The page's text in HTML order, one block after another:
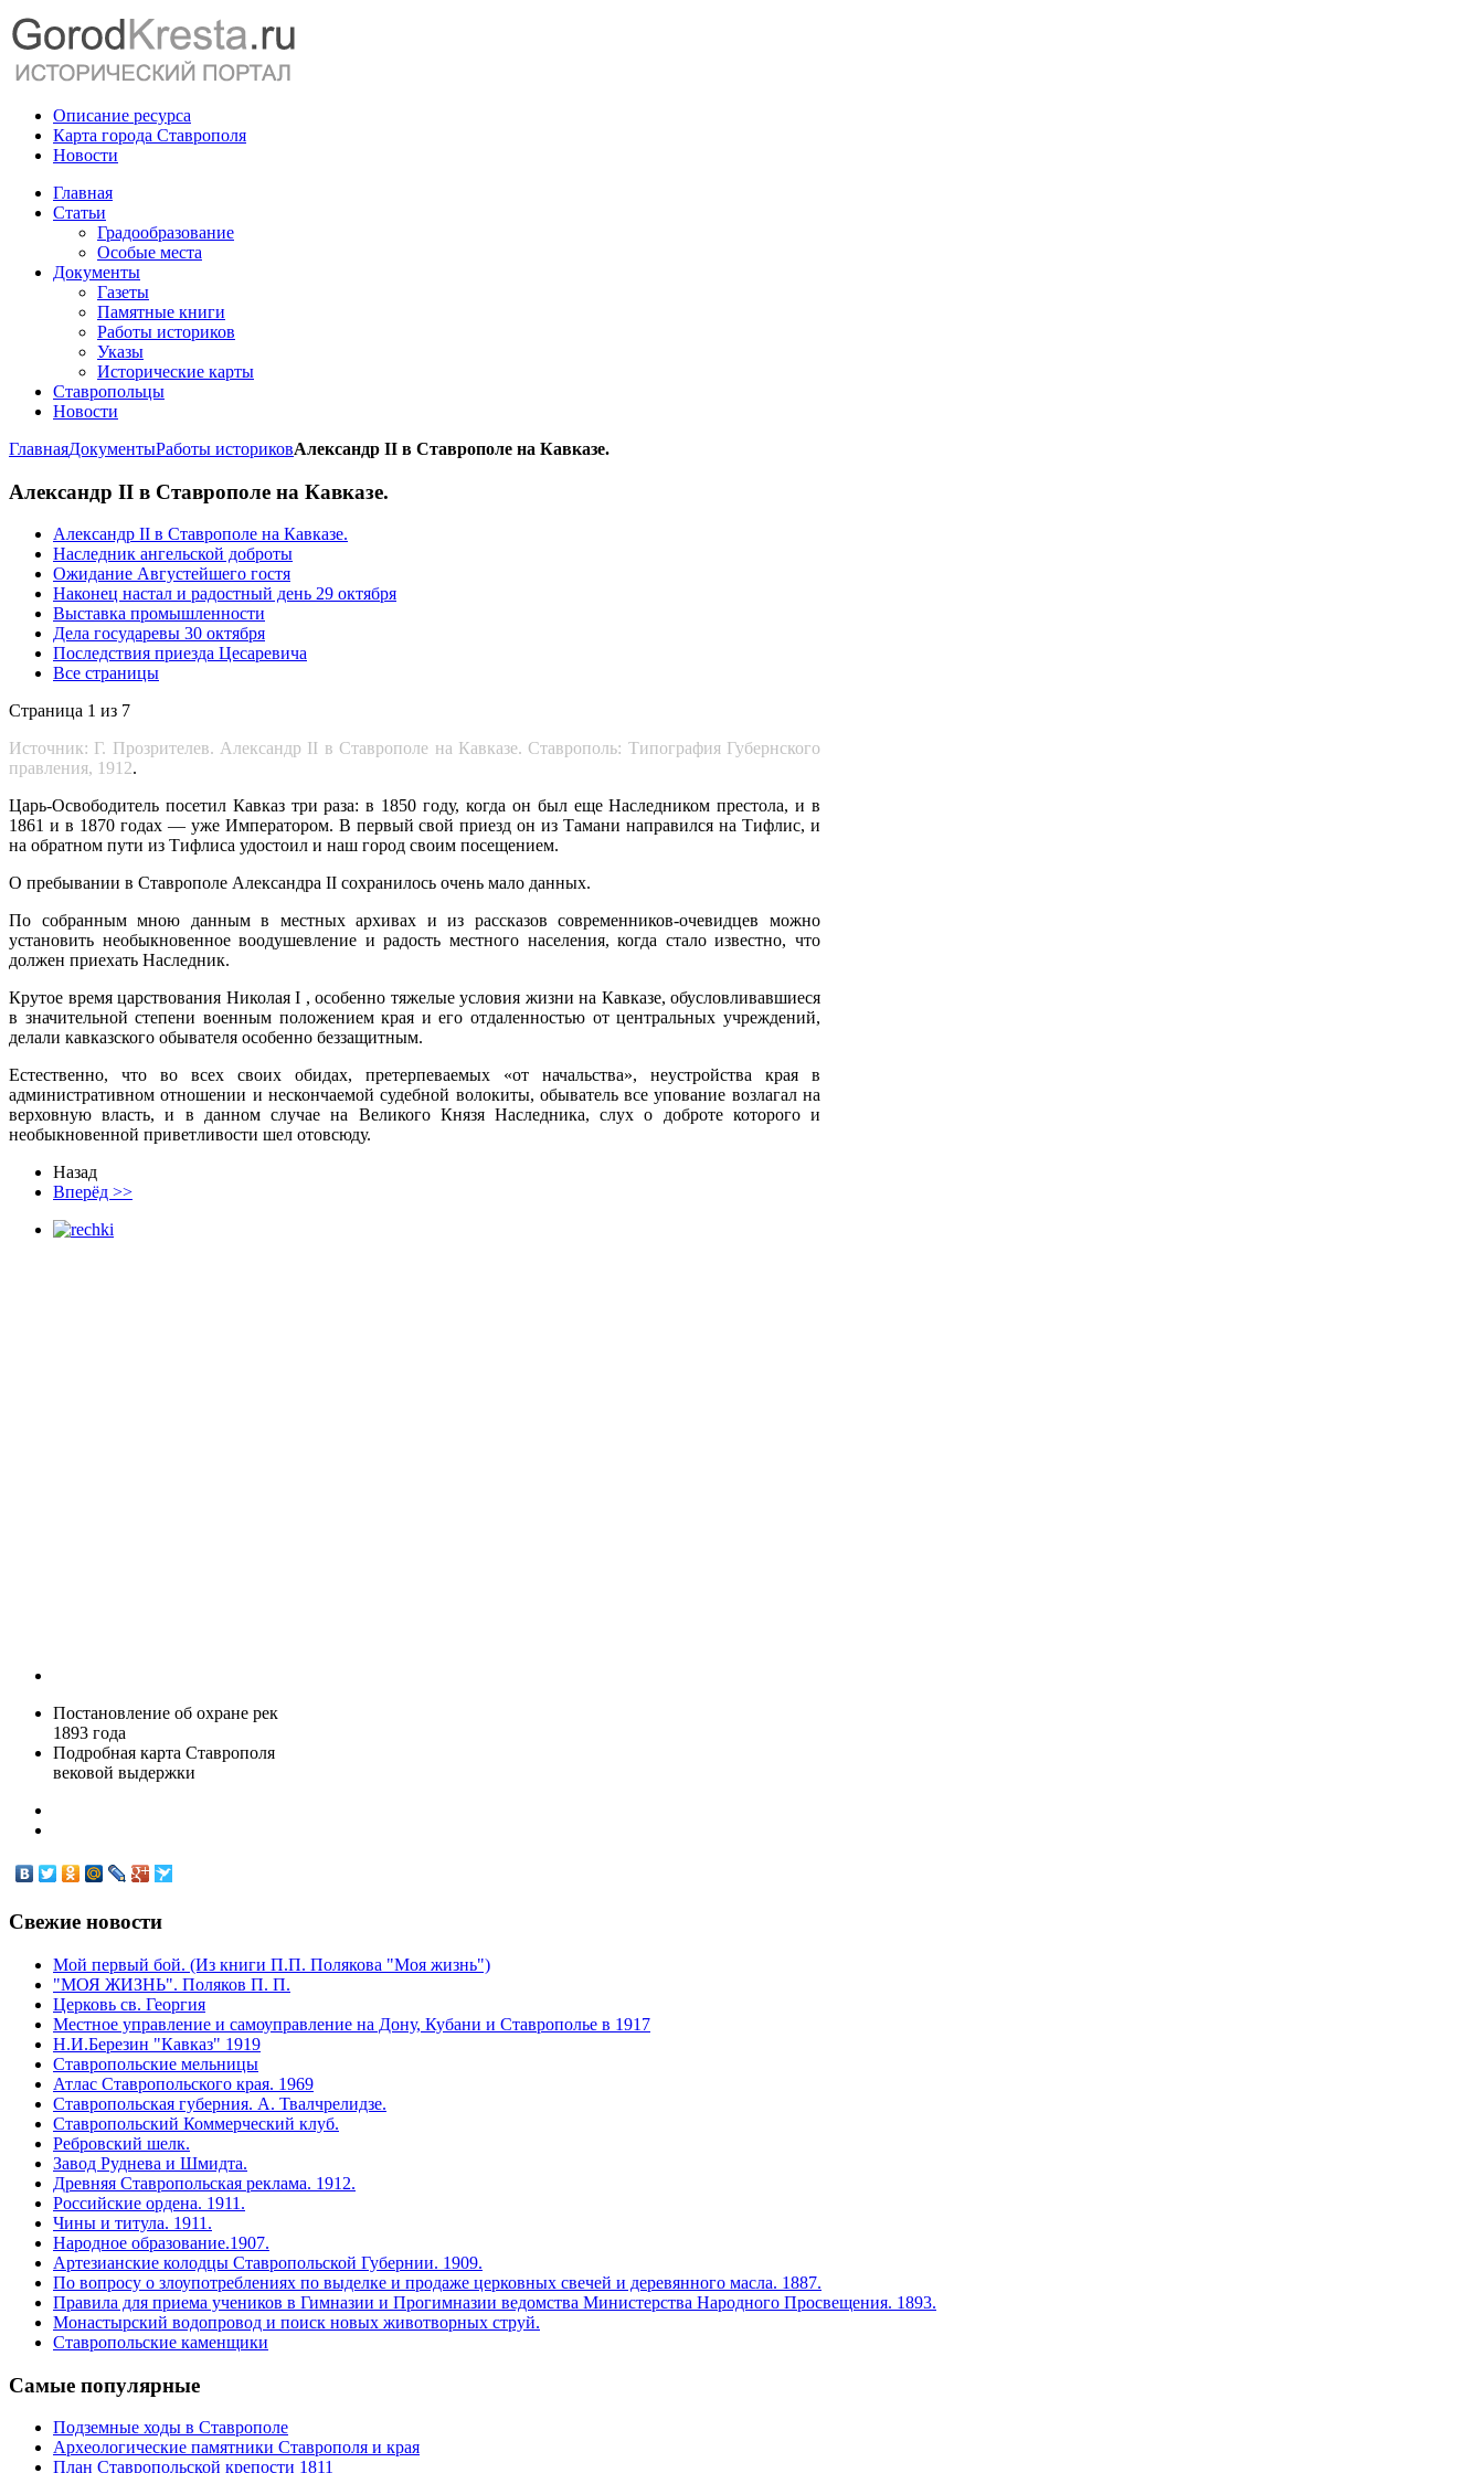
Описание ресурса
Карта города Ставрополя
Новости
Главная
Статьи
Градообразование
Особые места
Документы
Газеты
Памятные книги
Работы историков
Указы
Исторические карты
Ставропольцы
Новости
ГлавнаяДокументыРаботы историковАлександр II в Ставрополе на Кавказе.
Александр II в Ставрополе на Кавказе.
Александр II в Ставрополе на Кавказе.
Наследник ангельской доброты
Ожидание Августейшего гостя
Наконец настал и радостный день 29 октября
Выставка промышленности
Дела государевы 30 октября
Последствия приезда Цесаревича
Все страницы
Страница 1 из 7
Источник: Г. Прозрителев. Александр II в Ставрополе на Кавказе. Ставрополь: Типография Губернского
правления, 1912.
Царь-Освободитель посетил Кавказ три раза: в 1850 году, когда он был еще Наследником престола, и в
1861 и в 1870 годах — уже Императором. В первый свой приезд он из Тамани направился на Тифлис, и
на обратном пути из Тифлиса удостоил и наш город своим посещением.
О пребывании в Ставрополе Александра II сохранилось очень мало данных.
По собранным мною данным в местных архивах и из рассказов современников-очевидцев можно
установить необыкновенное воодушевление и радость местного населения, когда стало известно, что
должен приехать Наследник.
Крутое время царствования Николая I , особенно тяжелые условия жизни на Кавказе, обусловливавшиеся
в значительной степени военным положением края и его отдаленностью от центральных учреждений,
делали кавказского обывателя особенно беззащитным.
Естественно, что во всех своих обидах, претерпеваемых «от начальства», неустройства края в
административном отношении и нескончаемой судебной волокиты, обыватель все упование возлагал на
верховную власть, и в данном случае на Великого Князя Наследника, слух о доброте которого и
необыкновенной приветливости шел отовсюду.
Назад
Вперёд >>
Постановление об охране рек
1893 года
Подробная карта Ставрополя
вековой выдержки
Свежие новости
Мой первый бой. (Из книги П.П. Полякова "Моя жизнь")
"МОЯ ЖИЗНЬ". Поляков П. П.
Церковь св. Георгия
Местное управление и самоуправление на Дону, Кубани и Ставрополье в 1917
Н.И.Березин "Кавказ" 1919
Ставропольские мельницы
Атлас Ставропольского края. 1969
Ставропольская губерния. А. Твалчрелидзе.
Ставропольский Коммерческий клуб.
Ребровский шелк.
Завод Руднева и Шмидта.
Древняя Cтавропольская реклама. 1912.
Российские ордена. 1911.
Чины и титула. 1911.
Народное образование.1907.
Артезианские колодцы Ставропольской Губернии. 1909.
По вопросу о злоупотреблениях по выделке и продаже церковных свечей и деревянного масла. 1887.
Правила для приема учеников в Гимназии и Прогимназии ведомства Министерства Народного Просвещения. 1893.
Монастырский водопровод и поиск новых животворных струй.
Ставропольские каменщики
Самые популярные
Подземные ходы в Ставрополе
Археологические памятники Ставрополя и края
План Ставропольской крепости 1811